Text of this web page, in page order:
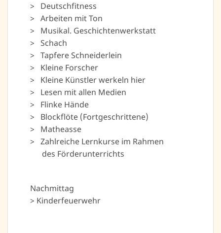
> Deutschfitness
> Arbeiten mit Ton
> Musikal. Geschichtenwerkstatt
> Schach
> Tapfere Schneiderlein
> Kleine Forscher
> Kleine Künstler werkeln hier
> Lesen mit allen Medien
> Flinke Hände
> Blockflöte (Fortgeschrittene)
> Matheasse
> Zahlreiche Lernkurse im Rahmen
des Förderunterrichts
Nachmittag
> Kinderfeuerwehr